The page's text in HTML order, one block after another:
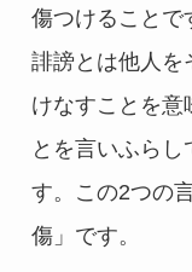
傷つけることで
誹謗とは他人を
けなすことを意
とを言いふら
す。この2つの
傷」です。